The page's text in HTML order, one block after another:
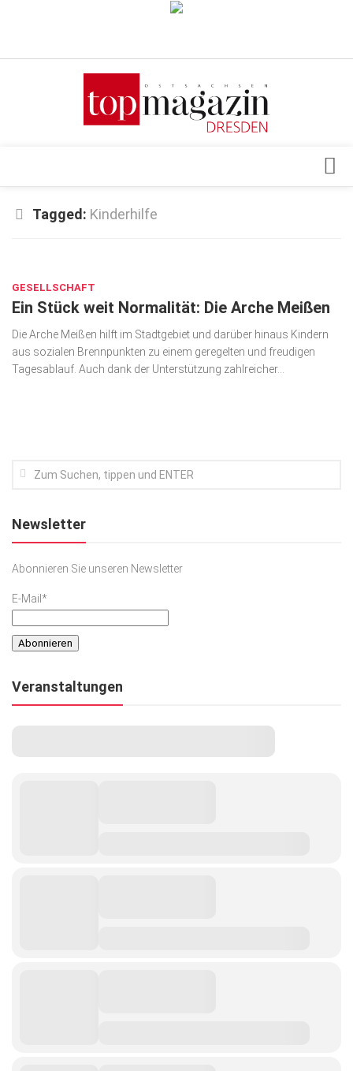
Verkaufsstellen
Top Gesundheitsforum Dresden / Ostsachsen
Geschäft
gesund & schön
Gesellschaft
Kunst & Kultur
SACHSEN IN PARIS
Tagged: Kinderhilfe
GESELLSCHAFT
Ein Stück weit Normalität: Die Arche Meißen
Die Arche Meißen hilft im Stadtgebiet und darüber hinaus Kindern
aus sozialen Brennpunkten zu einem geregelten und freudigen
Tagesablauf. Auch dank der Unterstützung zahlreicher...
Newsletter
Abonnieren Sie unseren Newsletter
E-Mail*
Veranstaltungen